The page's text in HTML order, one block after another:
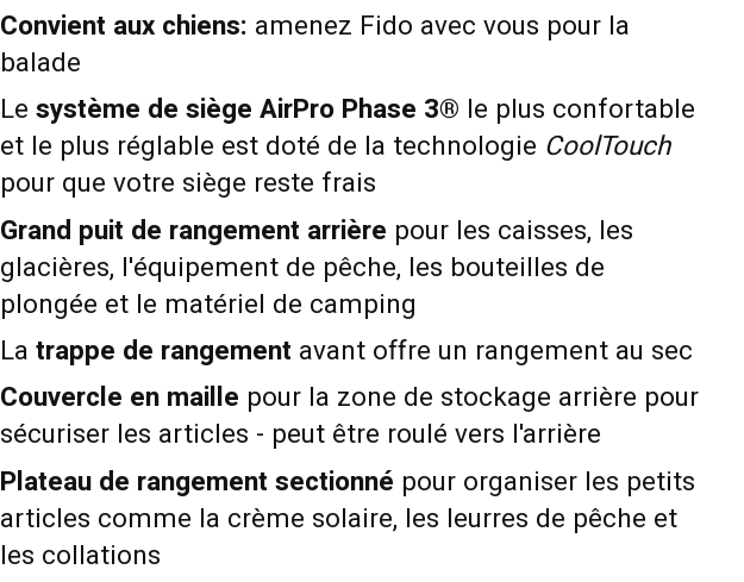
Convient aux chiens: amenez Fido avec vous pour la
balade
Le système de siège AirPro Phase 3® le plus confortable
et le plus réglable est doté de la technologie CoolTouch
pour que votre siège reste frais
Grand puit de rangement arrière pour les caisses, les
glacières, l'équipement de pêche, les bouteilles de
plongée et le matériel de camping
La trappe de rangement avant offre un rangement au sec
Couvercle en maille pour la zone de stockage arrière pour
sécuriser les articles - peut être roulé vers l'arrière
Plateau de rangement sectionné pour organiser les petits
articles comme la crème solaire, les leurres de pêche et
les collations